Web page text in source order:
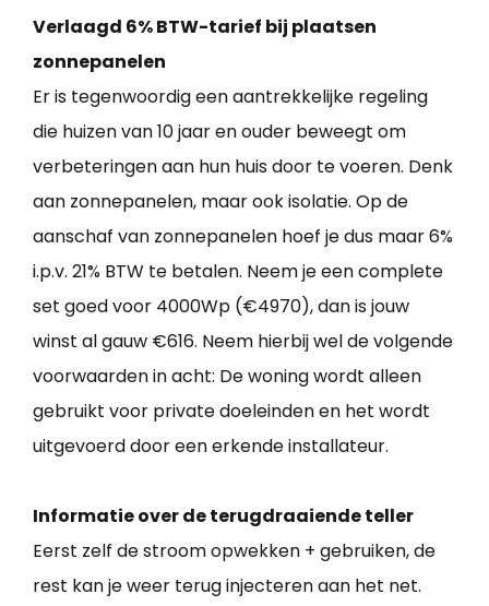
Verlaagd 6% BTW-tarief bij plaatsen
zonnepanelen
Er is tegenwoordig een aantrekkelijke regeling
die huizen van 10 jaar en ouder beweegt om
verbeteringen aan hun huis door te voeren. Denk
aan zonnepanelen, maar ook isolatie. Op de
aanschaf van zonnepanelen hoef je dus maar 6%
i.p.v. 21% BTW te betalen. Neem je een complete
set goed voor 4000Wp (€4970), dan is jouw
winst al gauw €616. Neem hierbij wel de volgende
voorwaarden in acht: De woning wordt alleen
gebruikt voor private doeleinden en het wordt
uitgevoerd door een erkende installateur.
Informatie over de terugdraaiende teller
Eerst zelf de stroom opwekken + gebruiken, de
rest kan je weer terug injecteren aan het net.